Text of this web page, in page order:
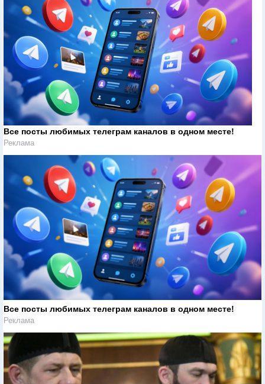
Все посты любимых телеграм каналов в одном месте!
Реклама
Все посты любимых телеграм каналов в одном месте!
Реклама